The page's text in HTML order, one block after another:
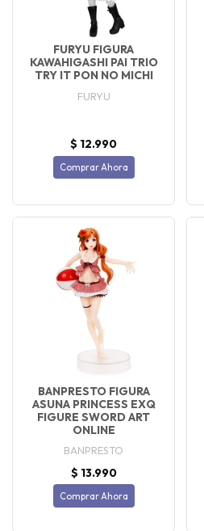
FURYU FIGURA
KAWAHIGASHI PAI TRIO
TRY IT PON NO MICHI
FURYU
$ 12.990
Comprar Ahora
BANPRESTO FIGURA
ASUNA PRINCESS EXQ
FIGURE SWORD ART
ONLINE
BANPRESTO
$ 13.990
Comprar Ahora